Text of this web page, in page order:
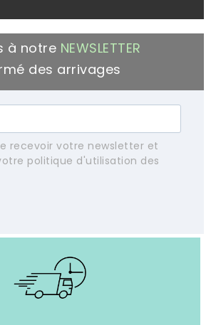
à notre NEWSLETTER
des arrivages
recevoir votre newsletter et
politique d'utilisation des